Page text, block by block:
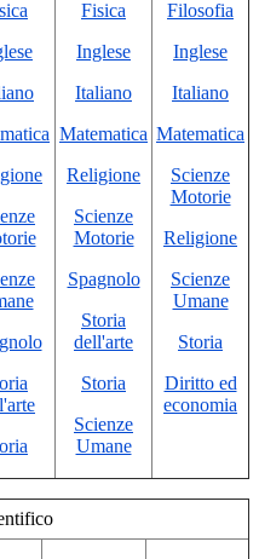
Fisica
Inglese
Italiano
Matematica
Religione
Scienze
Motorie
Spagnolo
Storia
dell'arte
Storia
Scienze
Umane
Filosofia
Inglese
Italiano
Matematica
Scienze
Motorie
Religione
Scienze
Umane
Storia
Diritto ed
economia